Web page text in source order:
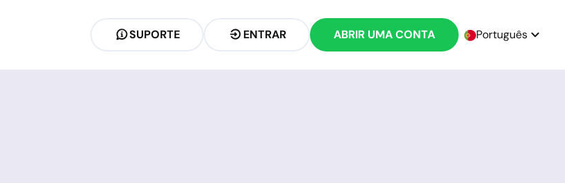
SUPORTE ENTRAR ABRIR UMA CONTA Português